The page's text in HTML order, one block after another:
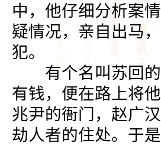
中，他仔细分析案
疑情况，亲自出马
犯。
有个名叫苏回的
有钱，便在路上将
兆尹的衙门，赵广
劫人者的住处。于